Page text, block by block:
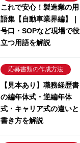
これで安心！製造業の用
語集【自動車業界編】｜
号口・SOPなど現場で役
立つ用語を解説
応募書類の作成方法
【見本あり】職務経歴書
の編年体式・逆編年体
式・キャリア式の違いと
書き方を解説